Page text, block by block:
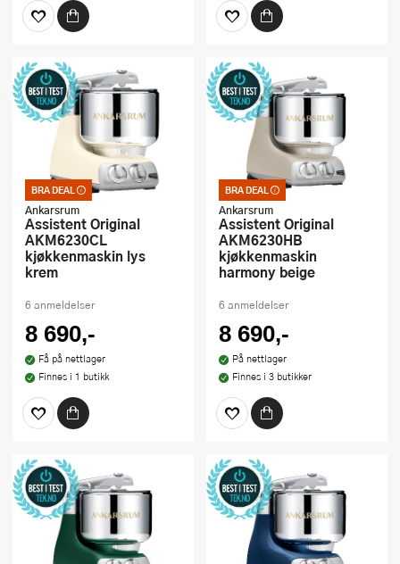
BRA DEAL
Bra deal – merkelappen
som garanterer et godt
kjøp. Kan ikke kombineres
med kuponger eller andre
tilbud
Ankarsrum
Assistent Original
AKM6230CL
kjøkkenmaskin lys
krem
6 anmeldelser
8 690,-
Få på nettlager
Finnes i 1 butikk
BRA DEAL
Bra deal – merkelappen
som garanterer et godt
kjøp. Kan ikke kombineres
med kuponger eller andre
tilbud
Ankarsrum
Assistent Original
AKM6230HB
kjøkkenmaskin
harmony beige
6 anmeldelser
8 690,-
På nettlager
Finnes i 3 butikker